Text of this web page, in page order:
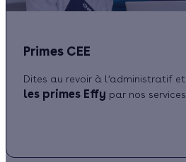
Primes CEE
Dites au revoir à l’administratif et
les primes Effy par nos services